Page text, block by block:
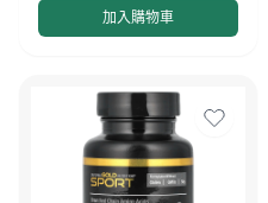
加入購物車